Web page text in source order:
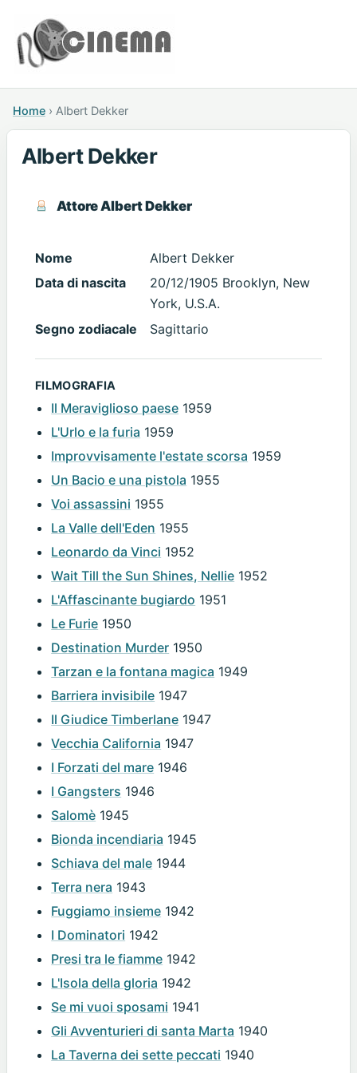
Home › Albert Dekker
Albert Dekker
Attore Albert Dekker
Nome
Albert Dekker
Data di nascita
20/12/1905 Brooklyn, New
York, U.S.A.
Segno zodiacale
Sagittario
FILMOGRAFIA
Il Meraviglioso paese 1959
L'Urlo e la furia 1959
Improvvisamente l'estate scorsa 1959
Un Bacio e una pistola 1955
Voi assassini 1955
La Valle dell'Eden 1955
Leonardo da Vinci 1952
Wait Till the Sun Shines, Nellie 1952
L'Affascinante bugiardo 1951
Le Furie 1950
Destination Murder 1950
Tarzan e la fontana magica 1949
Barriera invisibile 1947
Il Giudice Timberlane 1947
Vecchia California 1947
I Forzati del mare 1946
I Gangsters 1946
Salomè 1945
Bionda incendiaria 1945
Schiava del male 1944
Terra nera 1943
Fuggiamo insieme 1942
I Dominatori 1942
Presi tra le fiamme 1942
L'Isola della gloria 1942
Se mi vuoi sposami 1941
Gli Avventurieri di santa Marta 1940
La Taverna dei sette peccati 1940